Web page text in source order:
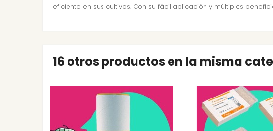
eficiente en sus cultivos. Con su fácil aplicación y múltiples
16 otros productos en la misma